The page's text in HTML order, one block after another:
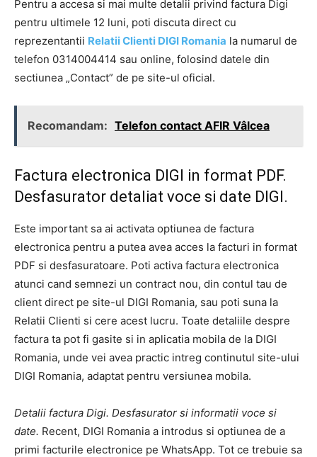
Pentru a accesa si mai multe detalii privind factura Digi
pentru ultimele 12 luni, poti discuta direct cu
reprezentantii Relatii Clienti DIGI Romania la numarul de
telefon 0314004414 sau online, folosind datele din
sectiunea „Contact” de pe site-ul oficial.
Recomandam: Telefon contact AFIR Vâlcea
Factura electronica DIGI in format PDF.
Desfasurator detaliat voce si date DIGI.
Este important sa ai activata optiunea de factura
electronica pentru a putea avea acces la facturi in format
PDF si desfasuratoare. Poti activa factura electronica
atunci cand semnezi un contract nou, din contul tau de
client direct pe site-ul DIGI Romania, sau poti suna la
Relatii Clienti si cere acest lucru. Toate detaliile despre
factura ta pot fi gasite si in aplicatia mobila de la DIGI
Romania, unde vei avea practic intreg continutul site-ului
DIGI Romania, adaptat pentru versiunea mobila.
Detalii factura Digi. Desfasurator si informatii voce si
date. Recent, DIGI Romania a introdus si optiunea de a
primi facturile electronice pe WhatsApp. Tot ce trebuie sa